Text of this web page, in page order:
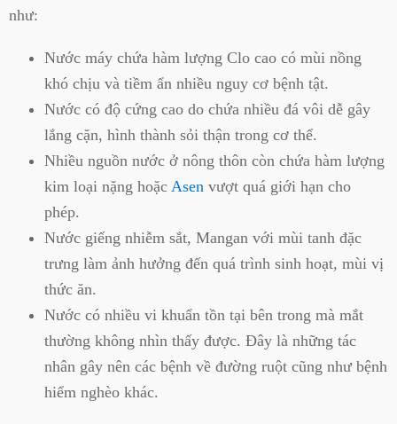
như:
Nước máy chứa hàm lượng Clo cao có mùi nồng
khó chịu và tiềm ẩn nhiều nguy cơ bệnh tật.
Nước có độ cứng cao do chứa nhiều đá vôi dễ gây
lắng cặn, hình thành sỏi thận trong cơ thể.
Nhiều nguồn nước ở nông thôn còn chứa hàm lượng
kim loại nặng hoặc Asen vượt quá giới hạn cho
phép.
Nước giếng nhiễm sắt, Mangan với mùi tanh đặc
trưng làm ảnh hưởng đến quá trình sinh hoạt, mùi vị
thức ăn.
Nước có nhiều vi khuẩn tồn tại bên trong mà mắt
thường không nhìn thấy được. Đây là những tác
nhân gây nên các bệnh về đường ruột cũng như bệnh
hiểm nghèo khác.